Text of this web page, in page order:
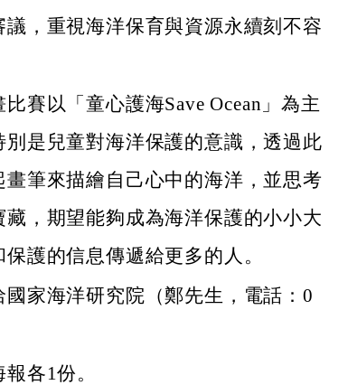
，重視海洋保育與資源永續刻不容
賽以「童心護海Save Ocean」為主
是兒童對海洋保護的意識，透過此
筆來描繪自己心中的海洋，並思考
，期望能夠成為海洋保護的小小大
護的信息傳遞給更多的人。
家海洋研究院（鄭先生，電話：0
各1份。